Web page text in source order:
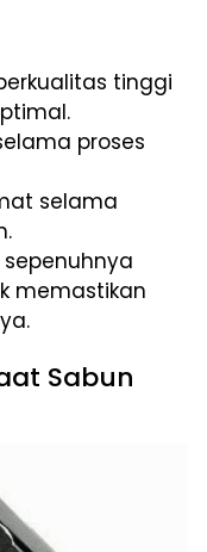
tinggi
proses
selama
memastikan
Sabun